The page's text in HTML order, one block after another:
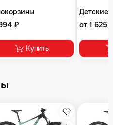
₽
Купить
Детские
от 1 625
Избранное